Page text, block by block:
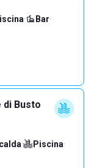
· Bar·
di Busto
· Piscina·